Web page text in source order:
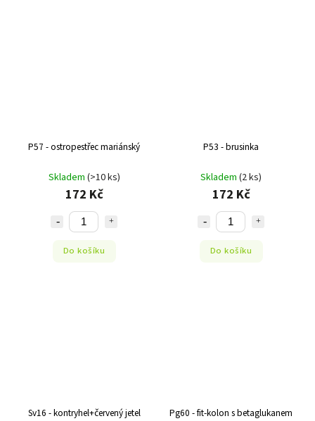
P57 - ostropestřec mariánský
Skladem (>10 ks)
172 Kč
Do košíku
P53 - brusinka
Skladem (2 ks)
172 Kč
Do košíku
Sv16 - kontryhel+červený jetel Pg60 - fit-kolon s betaglukanem